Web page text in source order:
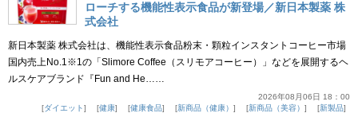
ローチする機能性表示食品が新登場／新日本製薬 株
式会社
新日本製薬 株式会社は、機能性表示食品粉末・顆粒インスタントコーヒー市場
国内売上No.1※1の「Slimore Coffee（スリモアコーヒー）」などを展開するヘ
ルスケアブランド『Fun and He……
2026年08月06日 18：00
ダイエット
健康 健康食品 新商品（健康） 新商品（美容）
新製品